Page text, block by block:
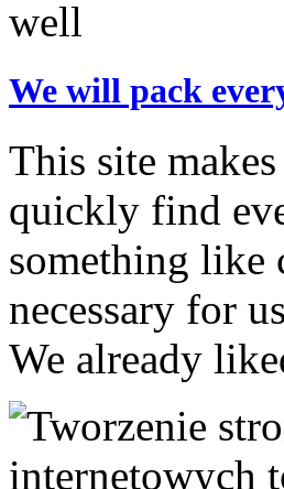
We will pack
This site
quickly find
something like
necessary for
We already